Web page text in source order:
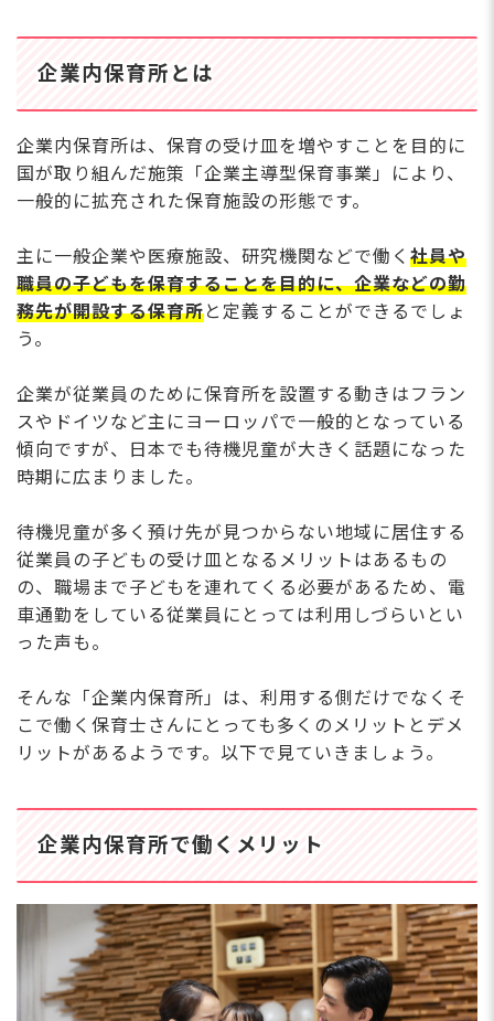
企業内保育所とは
企業内保育所は、保育の受け皿を増やすことを目的に
国が取り組んだ施策「企業主導型保育事業」により、
一般的に拡充された保育施設の形態です。
主に一般企業や医療施設、研究機関などで働く 社員や
職員の子どもを保育することを目的に、企業などの勤
務先が開設する保育所と定義することができるでしょ
う。
企業が従業員のために保育所を設置する動きはフラン
スやドイツなど主にヨーロッパで一般的となっている
傾向ですが、日本でも待機児童が大きく話題になった
時期に広まりました。
待機児童が多く預け先が見つからない地域に居住する
従業員の子どもの受け皿となるメリットはあるもの
の、職場まで子どもを連れてくる必要があるため、電
車通勤をしている従業員にとっては利用しづらいとい
った声も。
そんな「企業内保育所」は、利用する側だけでなくそ
こで働く保育士さんにとっても多くのメリットとデメ
リットがあるようです。以下で見ていきましょう。
企業内保育所で働くメリット